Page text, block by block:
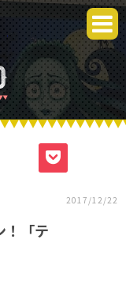
メキシコの「今」を国内から
2017/12/22
！「テ